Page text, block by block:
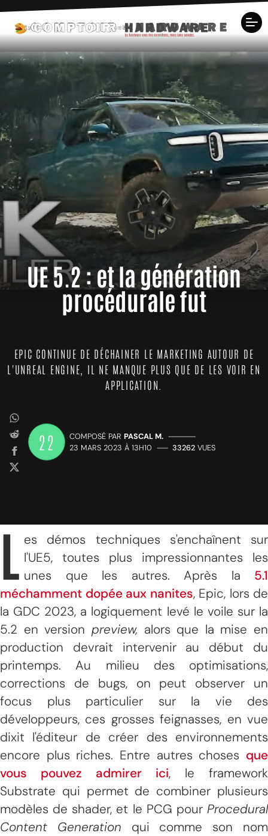
UE 5.2 : et la génération
procédurale fut
EPIC CONTINUE DE DÉCHAINER LE MARKETING AUTOUR DE
L'UNREAL ENGINE, IL NE MANQUE PLUS QUE DE LES VOIR EN
APPLICATION.
22 COMPOSÉ PAR PASCAL M. —————
23 MARS 2023 À 13H10 —— 33262 VUES
L
es démos techniques s'enchaînent sur
l'UE5, toutes plus impressionnantes les
unes que les autres. Après la 5.1
méchamment dopée aux nanites, Epic, lors de
la GDC 2023, a logiquement levé le voile sur la
5.2 en version preview, alors que la mise en
production devrait intervenir au début du
printemps. Au milieu des optimisations,
corrections de bugs, on peut observer un
focus plus particulier sur la vie des
développeurs, ces grosses feignasses, en vue
dixit l'éditeur de créer des environnements
encore plus riches. Entre autres choses que
vous pouvez admirer ici, le framework
Substrate qui permet de combiner plusieurs
modèles de shader, et le PCG pour Procedural
Content Generation qui comme son nom